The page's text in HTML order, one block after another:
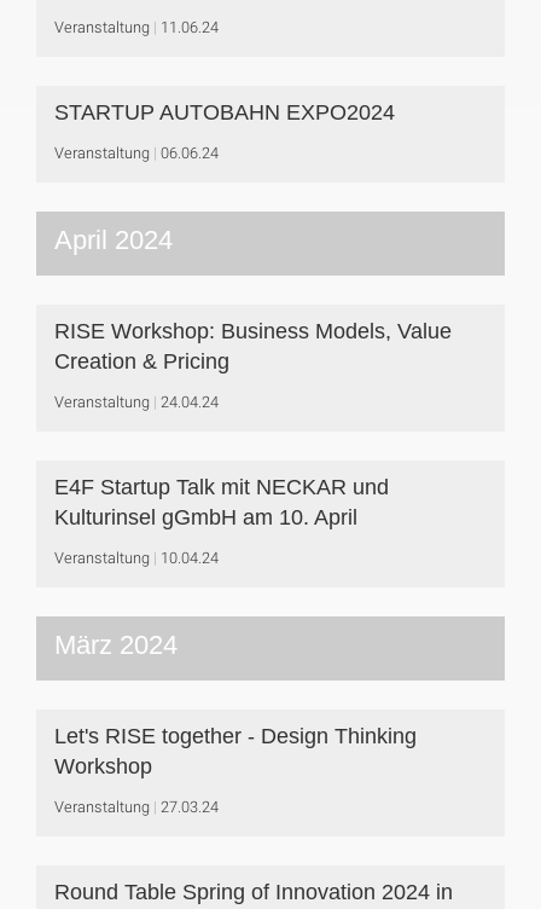
Veranstaltung 11.06.24
STARTUP AUTOBAHN EXPO2024
Veranstaltung 06.06.24
April 2024
RISE Workshop: Business Models, Value
Creation & Pricing
Veranstaltung 24.04.24
E4F Startup Talk mit NECKAR und
Kulturinsel gGmbH am 10. April
Veranstaltung 10.04.24
März 2024
Let's RISE together - Design Thinking
Workshop
Veranstaltung 27.03.24
Round Table Spring of Innovation 2024 in